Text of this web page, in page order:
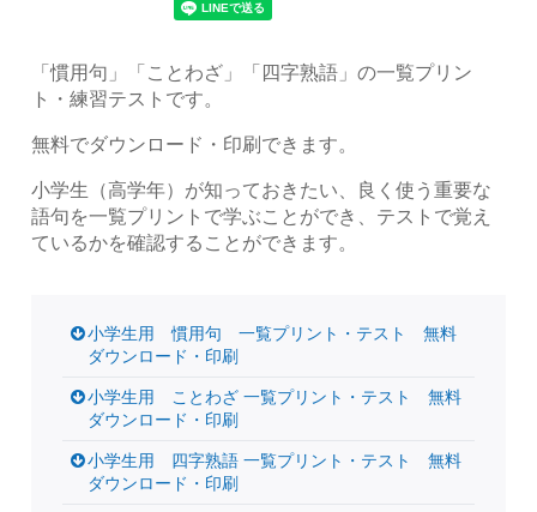
「慣用句」「ことわざ」「四字熟語」の一覧プリン
ト・練習テストです。
無料でダウンロード・印刷できます。
小学生（高学年）が知っておきたい、良く使う重要な
語句を一覧プリントで学ぶことができ、テストで覚え
ているかを確認することができます。
小学生用 慣用句 一覧プリント・テスト 無料
ダウンロード・印刷
小学生用 ことわざ 一覧プリント・テスト 無料
ダウンロード・印刷
小学生用 四字熟語 一覧プリント・テスト 無料
ダウンロード・印刷